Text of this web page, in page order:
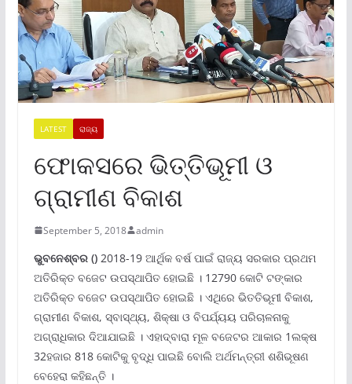
LATEST ରାଜ୍ୟ
ଫୋକସରେ ଭିତ୍ତିଭୂମୀ ଓ
ଗ୍ରାମୀଣ ବିକାଶ
September 5, 2018 admin
ଭୁବନେଶ୍ବର ()2018-19 ଆର୍ଥିକ ବର୍ଷ ପାଇଁ ରାଜ୍ୟ ସରକାର ପ୍ରଥମ
ଅତିରିକ୍ତ ବଜେଟ ଉପସ୍ଥାପିତ ହୋଇଛି । 12790 କୋଟି ଟଙ୍କାର
ଅତିରିକ୍ତ ବଜେଟ ଉପସ୍ଥାପିତ ହୋଇଛି । ଏଥିରେ ଭିତତିଭୂମୀ ବିକାଶ,
ଗ୍ରାମୀଣ ବିକାଶ, ସ୍ବାସ୍ଥ୍ୟ, ଶିକ୍ଷା ଓ ବିପର୍ଯ୍ୟୟ ପରିଚାଳନାକୁ
ଅଗ୍ରାଧିକାର ଦିଆଯାଇଛି । ଏହାଦ୍ବାରା ମୂଳ ବଜେଟର ଆକାର 1ଲକ୍ଷ
32ହଜାର 818 କୋଟିକୁ ବୃଦ୍ଧି ପାଇଛି ବୋଲି ଅର୍ଥମନ୍ତ୍ରୀ ଶଶିଭୂଷଣ
ବେହେରା କହିଛନ୍ତି ।